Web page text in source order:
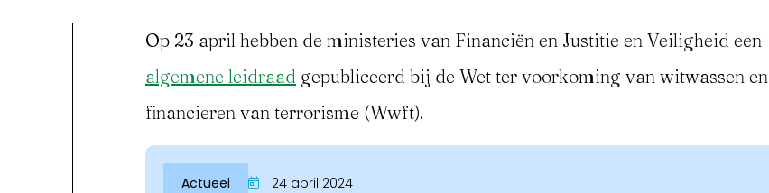
Inloggen
Op 23 april hebben de ministeries van Financiën en Justitie en Veiligheid een
algemene leidraad gepubliceerd bij de Wet ter voorkoming van witwassen en
financieren van terrorisme (Wwft).
Actueel 24 april 2024